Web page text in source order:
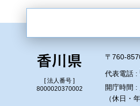
[ 法人番号 ]
8000020370002
〒760-
代表電話 :
開庁時間 :
（休日・